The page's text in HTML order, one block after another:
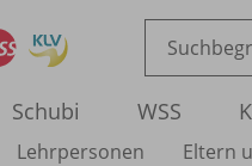
Schubi WSS
Lehrpersonen Eltern